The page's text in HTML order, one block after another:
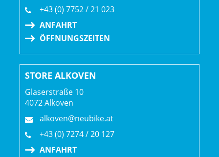
+43 (0) 7752 / 21 023
ANFAHRT
ÖFFNUNGSZEITEN
STORE ALKOVEN
Glaserstraße 10
4072 Alkoven
alkoven@neubike.at
+43 (0) 7274 / 20 127
ANFAHRT